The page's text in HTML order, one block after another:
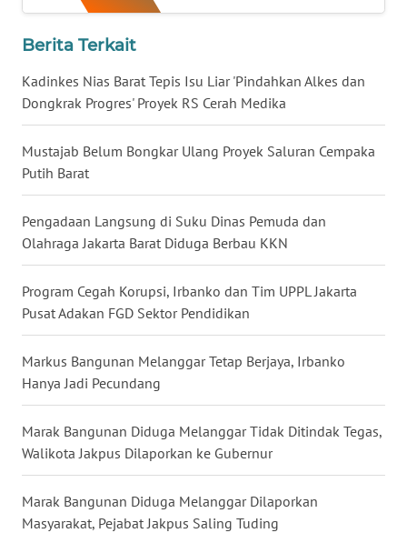
Berita Terkait
Kadinkes Nias Barat Tepis Isu Liar 'Pindahkan Alkes dan
Dongkrak Progres' Proyek RS Cerah Medika
Mustajab Belum Bongkar Ulang Proyek Saluran Cempaka
Putih Barat
Pengadaan Langsung di Suku Dinas Pemuda dan
Olahraga Jakarta Barat Diduga Berbau KKN
Program Cegah Korupsi, Irbanko dan Tim UPPL Jakarta
Pusat Adakan FGD Sektor Pendidikan
Markus Bangunan Melanggar Tetap Berjaya, Irbanko
Hanya Jadi Pecundang
Marak Bangunan Diduga Melanggar Tidak Ditindak Tegas,
Walikota Jakpus Dilaporkan ke Gubernur
Marak Bangunan Diduga Melanggar Dilaporkan
Masyarakat, Pejabat Jakpus Saling Tuding
WN
KALTARA
WN
KALSEL
WN
KALTIM
WN
SULSEL
WN
GORONTALO
WN
SULUT
WN
MALUKU
MALUT